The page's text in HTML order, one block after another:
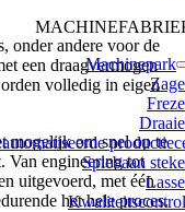
Machinepark
Spiebaan
onder andere voor de
een draagvermogen
volledig in eigen
mogelijk om snel op te
Van engineering tot
uitgevoerd, met één
het hele proces.